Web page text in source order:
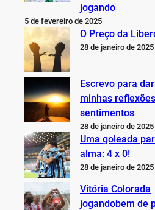
jogando
5 de fevereiro de 2025
O Preço da
28 de janeiro de 2025
Escrevo para
minhas
sentimentos
28 de janeiro de 2025
Uma goleada
alma: 4 x 0!
28 de janeiro de 2025
Vitória Colorada
jogandobem de